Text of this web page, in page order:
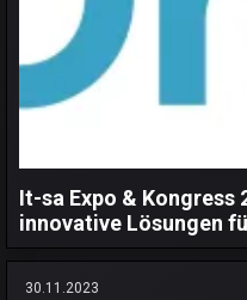
It-sa Expo & Kongress
innovative Lösungen
30.11.2023